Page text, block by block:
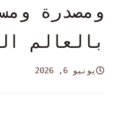
ومصدرة
بالعالم
يونيو 6, 2026